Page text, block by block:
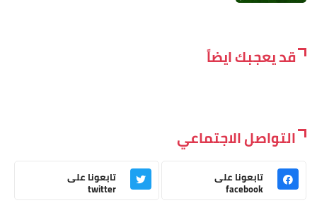
قد يعجبك ايضاً
التواصل الاجتماعي
تابعونا على
facebook
تابعونا على
twitter